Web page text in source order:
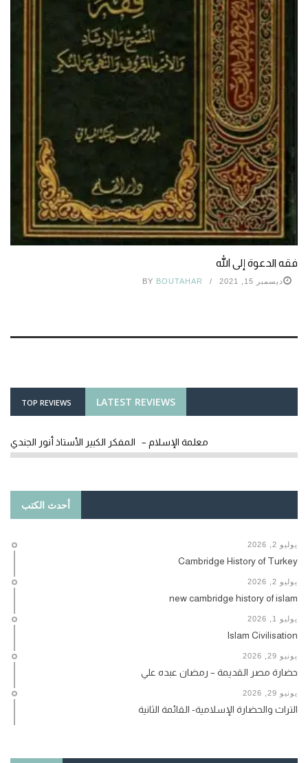
فقه الدعوة إلى الله
ديسمبر 15, 2021 BY BOUTAHAR
LATEST REVIEWS
TOP REVIEWS
معلمة الإسلام – المفكر الكبير الأستاذ أنور الجندي
أحدث الكتب
يوليو 2, 2026
Cambridge History of Turkey
يوليو 2, 2026
new cambridge history of islam
يوليو 1, 2026
Islam Civilisation
يونيو 29, 2026
حضارة مصر القديمة – رمضان عبده علي
يونيو 29, 2026
التراث والحضارة الإسلامية- القائمة الثانية